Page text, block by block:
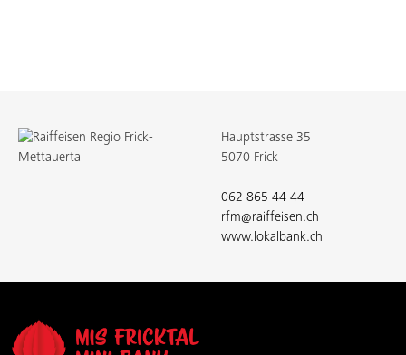
Hauptstrasse 35
5070 Frick
062 865 44 44
rfm@raiffeisen.ch
www.lokalbank.ch